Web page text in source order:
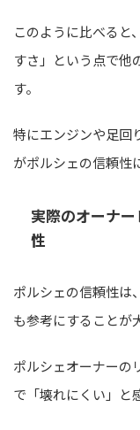
このように比べると
すさ」という点で他
す。
特にエンジンや足回
がポルシェの信頼性
実際のオーナ
性
ポルシェの信頼性は
も参考にすることが
ポルシェオーナーの
で「壊れにくい」と